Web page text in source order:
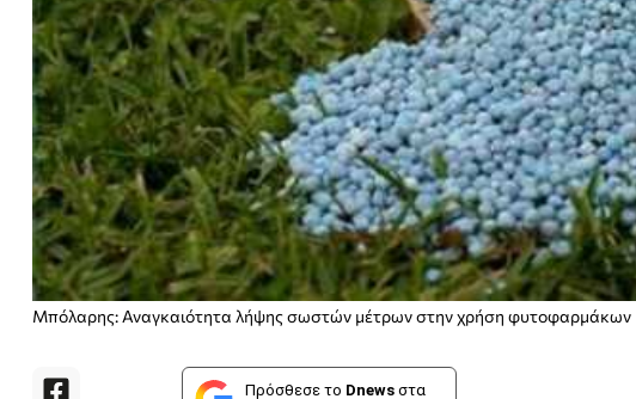
Μπόλαρης: Αναγκαιότητα λήψης σωστών μέτρων στην χρήση φυτοφαρμάκων
Πρόσθεσε το Dnews στα